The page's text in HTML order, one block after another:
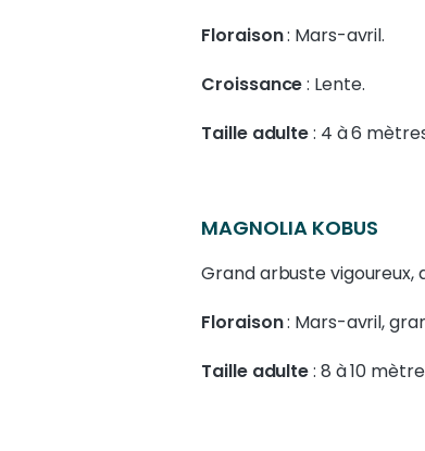
Floraison: Mars-avril.
Croissance: Lente.
Taille adulte: 4 à 6
MAGNOLIA KOBUS
Grand arbuste vigoureux,
Floraison: Mars-avril,
Taille adulte: 8 à 10